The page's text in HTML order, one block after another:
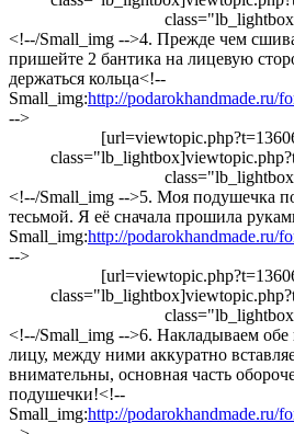
<!--/Small_img -->4. Прежде чем
пришейте 2 бантика на лицевую
держаться кольца<!--
Small_img:http://podarokhandmade.ru/
-->
<!--/Small_img -->5. Моя подушечка
тесьмой. Я её сначала прошила
Small_img:http://podarokhandmade.ru/
-->
<!--/Small_img -->6. Накладываем
лицу, между ними аккуратно
внимательны, основная часть
подушечки!<!--
Small_img:http://podarokhandmade.ru/